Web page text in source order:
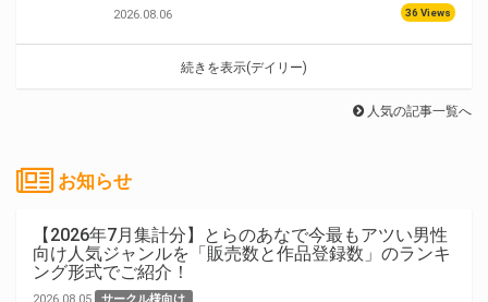
2026.08.06 36 Views
続きを表示(デイリー)
人気の記事一覧へ
お知らせ
【2026年7月集計分】とらのあなで今最もアツい男性
向け人気ジャンルを「販売数と作品登録数」のランキ
ング形式でご紹介！